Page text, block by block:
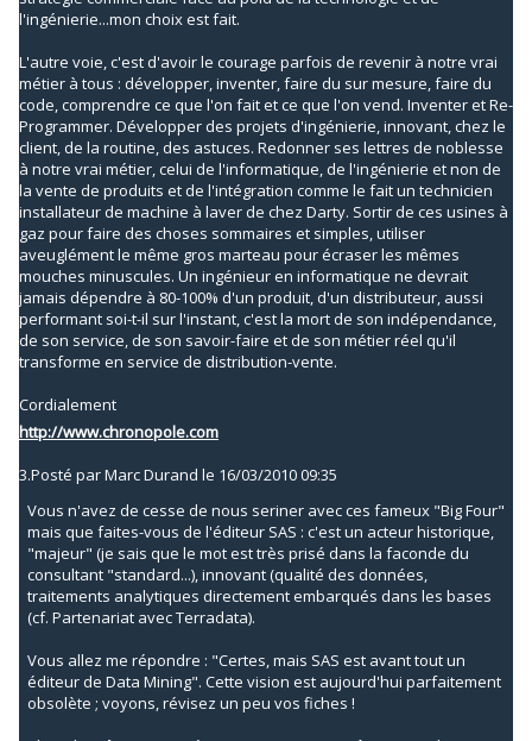
l'ingénierie...mon choix est fait.
L'autre voie, c'est d'avoir le courage parfois de revenir à notre vrai
métier à tous : développer, inventer, faire du sur mesure, faire du
code, comprendre ce que l'on fait et ce que l'on vend. Inventer et Re-
Programmer. Développer des projets d'ingénierie, innovant, chez le
client, de la routine, des astuces. Redonner ses lettres de noblesse
à notre vrai métier, celui de l'informatique, de l'ingénierie et non de
la vente de produits et de l'intégration comme le fait un technicien
installateur de machine à laver de chez Darty. Sortir de ces usines à
gaz pour faire des choses sommaires et simples, utiliser
aveuglément le même gros marteau pour écraser les mêmes
mouches minuscules. Un ingénieur en informatique ne devrait
jamais dépendre à 80-100% d'un produit, d'un distributeur, aussi
performant soi-t-il sur l'instant, c'est la mort de son indépendance,
de son service, de son savoir-faire et de son métier réel qu'il
transforme en service de distribution-vente.
Cordialement
http://www.chronopole.com
3.Posté parMarc Durand le 16/03/2010 09:35
Vous n'avez de cesse de nous seriner avec ces fameux "Big Four"
mais que faites-vous de l'éditeur SAS : c'est un acteur historique,
"majeur" (je sais que le mot est très prisé dans la faconde du
consultant "standard...), innovant (qualité des données,
traitements analytiques directement embarqués dans les bases
(cf. Partenariat avec Terradata).
Vous allez me répondre : "Certes, mais SAS est avant tout un
éditeur de Data Mining". Cette vision est aujourd'hui parfaitement
obsolète ; voyons, révisez un peu vos fiches !